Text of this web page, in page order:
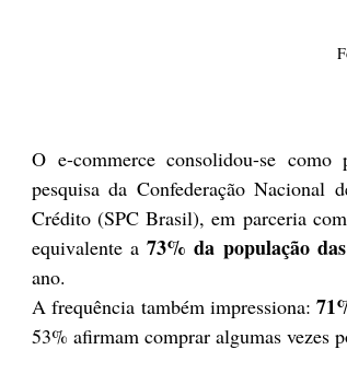
O e-commerce consolidou-se
pesquisa da Confederação
Crédito (SPC Brasil), em parceria
equivalente a 73% da população
ano.
A frequência também impressiona:
53% afirmam comprar algumas vezes